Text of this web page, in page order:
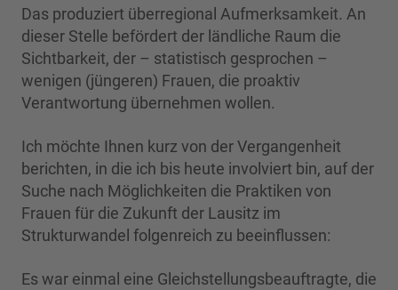
Das produziert überregional Aufmerksamkeit. An
dieser Stelle befördert der ländliche Raum die
Sichtbarkeit, der – statistisch gesprochen –
wenigen (jüngeren) Frauen, die proaktiv
Verantwortung übernehmen wollen.
Ich möchte Ihnen kurz von der Vergangenheit
berichten, in die ich bis heute involviert bin, auf der
Suche nach Möglichkeiten die Praktiken von
Frauen für die Zukunft der Lausitz im
Strukturwandel folgenreich zu beeinflussen:
Es war einmal eine Gleichstellungsbeauftragte, die